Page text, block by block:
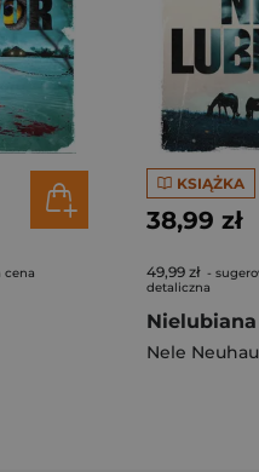
cena
KSIĄŻKA
38,99 zł
49,99 zł -
detaliczna
Nielubiana
Nele